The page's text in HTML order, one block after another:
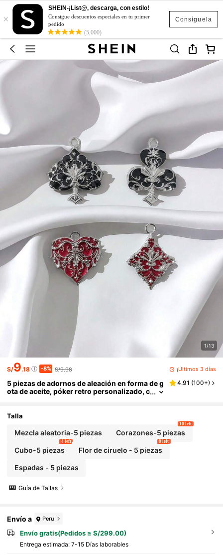
Consíguela
×
SHEIN-¡List@, descarga, con estilo!
Consigue descuentos especiales en tu primer
pedido
(5,000)
1/13
S/9.18 -8% S/9.98 ¡Últimos 3 días
5 piezas de adornos de aleación en forma de g
ota de aceite, póker retro personalizado, c
bolsos, collares, aretes, llaveros y joyería
4.91 (100+)
Talla
Mezcla aleatoria-5 piezas Corazones-5 piezas
10 left
Cubo-5 piezas
4 left
Flor de ciruelo - 5 piezas
8 left
Espadas - 5 piezas
Guía de Tallas
Envío a Peru
Envío gratis(Pedidos ≥ S/299.00)
Entrega estimada: 7-15 Días laborables